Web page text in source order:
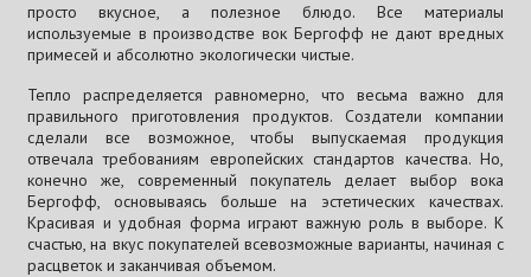
просто вкусное, а полезное блюдо. Все материалы
используемые в производстве вок Бергофф не дают вредных
примесей и абсолютно экологически чистые.
Тепло распределяется равномерно, что весьма важно для
правильного приготовления продуктов. Создатели компании
сделали все возможное, чтобы выпускаемая продукция
отвечала требованиям европейских стандартов качества. Но,
конечно же, современный покупатель делает выбор вока
Бергофф, основываясь больше на эстетических качествах.
Красивая и удобная форма играют важную роль в выборе. К
счастью, на вкус покупателей всевозможные варианты, начиная с
расцветок и заканчивая объемом.